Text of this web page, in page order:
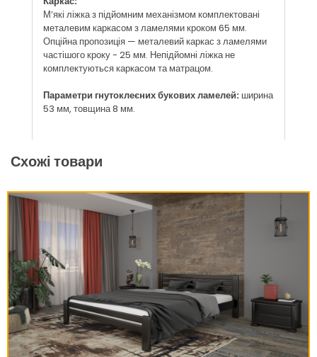
М’які ліжка з підйомним механізмом комплектовані
металевим каркасом з ламелями кроком 65 мм.
Опційна пропозиція — металевий каркас з ламелями
частішого кроку - 25 мм. Непідйомні ліжка не
комплектуються каркасом та матрацом.
Параметри гнутоклеєних букових ламелей: ширина
53 мм, товщина 8 мм.
Схожі товари